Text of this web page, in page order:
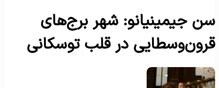
جیمینیانو: شهر برج‌های
در قلب توسکانی